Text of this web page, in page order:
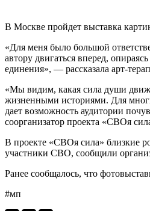
В Москве пройдет выставка
«Для меня было большой
автору двигаться вперед,
единения», — рассказала арт-
«Мы видим, какая сила души
жизненными историями. Для
дает возможность аудитории
соорганизатор проекта «СВОя
В проекте «СВОя сила» близкие
участники СВО, сообщили
Ранее сообщалось, что
#мп